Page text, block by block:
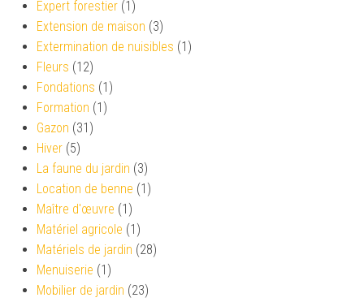
Expert forestier (1)
Extension de maison (3)
Extermination de nuisibles (1)
Fleurs (12)
Fondations (1)
Formation (1)
Gazon (31)
Hiver (5)
La faune du jardin (3)
Location de benne (1)
Maître d'œuvre (1)
Matériel agricole (1)
Matériels de jardin (28)
Menuiserie (1)
Mobilier de jardin (23)